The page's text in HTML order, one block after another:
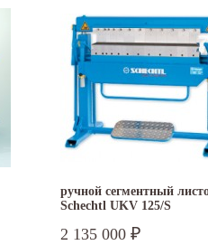
ручной сегментный
Schechtl UKV 125/S
2 135 000 ₽